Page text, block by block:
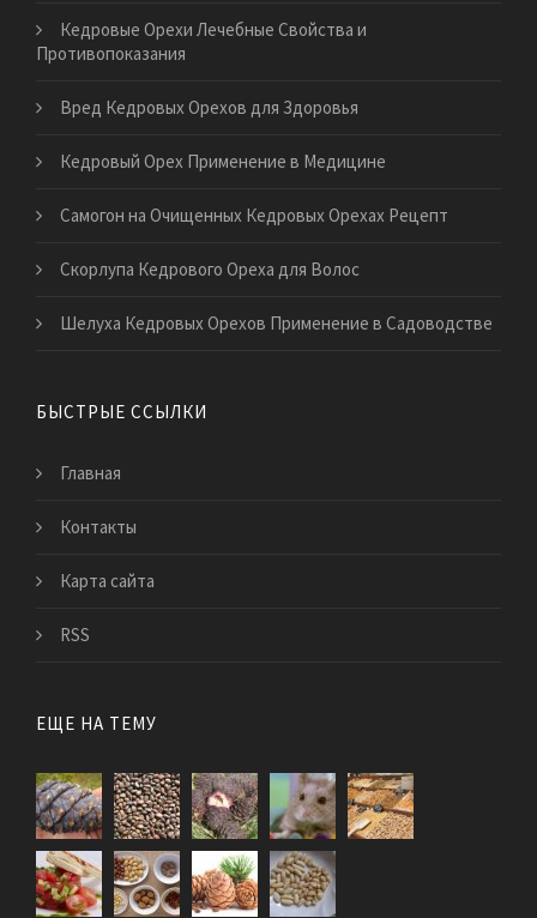
Кедровые Орехи Лечебные Свойства и
Противопоказания
Вред Кедровых Орехов для Здоровья
Кедровый Орех Применение в Медицине
Самогон на Очищенных Кедровых Орехах Рецепт
Скорлупа Кедрового Ореха для Волос
Шелуха Кедровых Орехов Применение в Садоводстве
БЫСТРЫЕ ССЫЛКИ
Главная
Контакты
Карта сайта
RSS
ЕЩЕ НА ТЕМУ